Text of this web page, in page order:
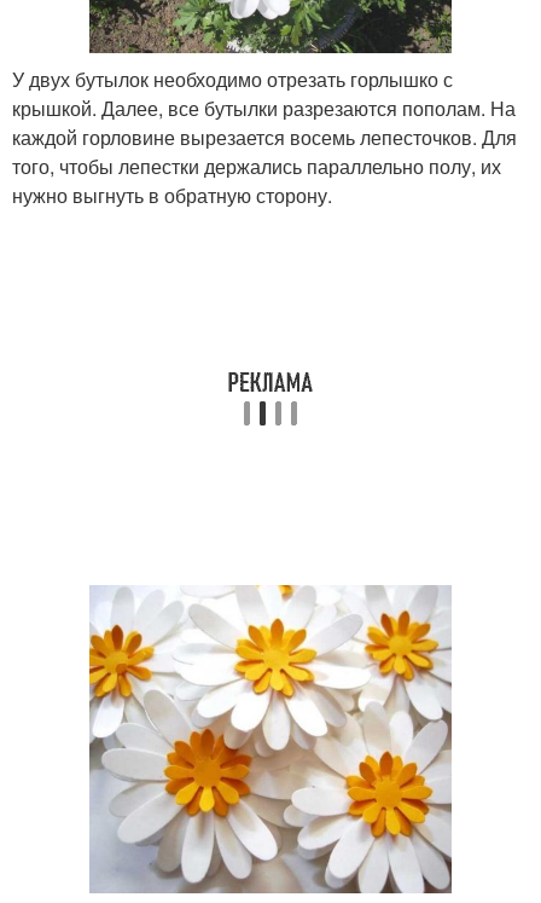
У двух бутылок необходимо отрезать горлышко с
крышкой. Далее, все бутылки разрезаются пополам. На
каждой горловине вырезается восемь лепесточков. Для
того, чтобы лепестки держались параллельно полу, их
нужно выгнуть в обратную сторону.